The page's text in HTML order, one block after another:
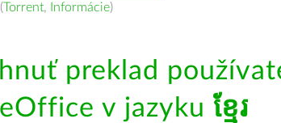
Torrent, Informácie)
preklad
v jazyku ខ្មែរ